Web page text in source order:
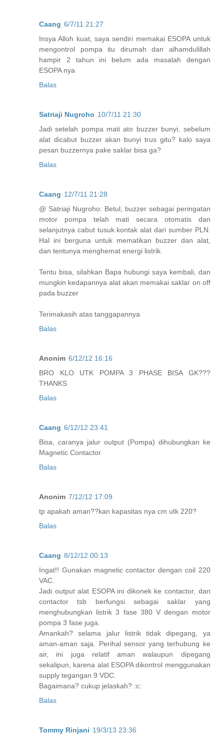
Caang 6/7/11 21:27
Insya Alloh kuat, saya sendiri memakai ESOPA untuk
mengontrol pompa itu dirumah dan alhamdulillah
hampir 2 tahun ini belum ada masalah dengan
ESOPA nya
Balas
Satriaji Nugroho 10/7/11 21:30
Jadi setelah pompa mati ato buzzer bunyi, sebelum
alat dicabut buzzer akan bunyi trus gitu? kalo saya
pesan buzzernya pake saklar bisa ga?
Balas
Caang 12/7/11 21:28
@ Satriaji Nugroho: Betul, buzzer sebagai peringatan
motor pompa telah mati secara otomatis dan
selanjutnya cabut tusuk kontak alat dari sumber PLN.
Hal ini berguna untuk mematikan buzzer dan alat,
dan tentunya menghemat energi listrik.
Tentu bisa, silahkan Bapa hubungi saya kembali, dan
mungkin kedapannya alat akan memakai saklar on off
pada buzzer
Terimakasih atas tanggapannya
Balas
Anonim 6/12/12 16:16
BRO KLO UTK POMPA 3 PHASE BISA GK???
THANKS
Balas
Caang 6/12/12 23:41
Bisa, caranya jalur output (Pompa) dihubungkan ke
Magnetic Contactor
Balas
Anonim 7/12/12 17:09
tp apakah aman??kan kapasitas nya cm utk 220?
Balas
Caang 8/12/12 00:13
Ingat!! Gunakan magnetic contactor dengan coil 220
VAC.
Jadi output alat ESOPA ini dikonek ke contactor, dan
contactor tsb berfungsi sebagai saklar yang
menghubungkan listrik 3 fase 380 V dengan motor
pompa 3 fase juga.
Amankah? selama jalur listrik tidak dipegang, ya
aman-aman saja. Perihal sensor yang terhubung ke
air, ini juga relatif aman walaupun dipegang
sekalipun, karena alat ESOPA dikontrol menggunakan
supply tegangan 9 VDC.
Bagaimana? cukup jelaskah? :c:
Balas
Tommy Rinjani 19/3/13 23:36